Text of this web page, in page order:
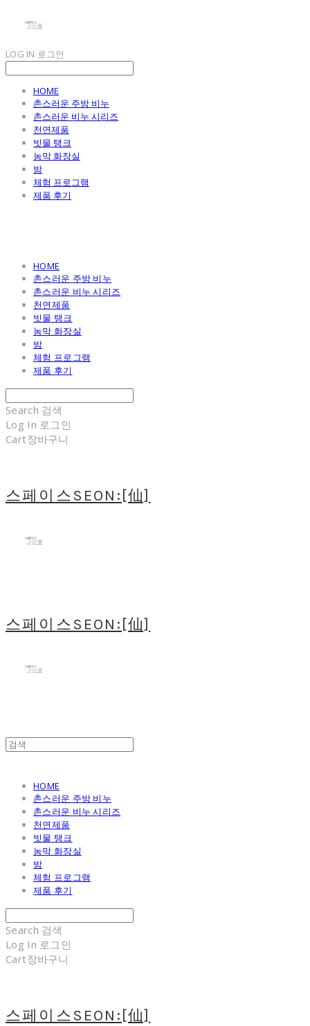
LOG IN 로그인
HOME
촌스러운 주방 비누
촌스러운 비누 시리즈
천연제품
빗물 탱크
농막 화장실
밤
체험 프로그램
제품 후기
HOME
촌스러운 주방 비누
촌스러운 비누 시리즈
천연제품
빗물 탱크
농막 화장실
밤
체험 프로그램
제품 후기
Search 검색
Log In 로그인
Cart장바구니
스페이스SEON:[仙]
스페이스SEON:[仙]
HOME
촌스러운 주방 비누
촌스러운 비누 시리즈
천연제품
빗물 탱크
농막 화장실
밤
체험 프로그램
제품 후기
Search 검색
Log In 로그인
Cart장바구니
스페이스SEON:[仙]